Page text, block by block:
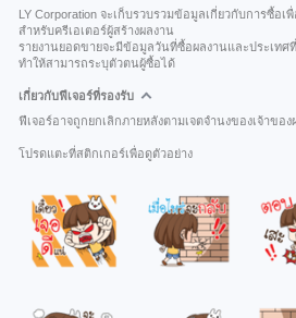
LY Corporation จะเก็บรวบรวมข้อมูลเกี่ยวกับการซื้อ
สำหรับครีเอเตอร์ผู้สร้างผลงาน
รายงานยอดขายจะมีข้อมูลวันที่ซื้อผลงานและประเท
ทำให้สามารถระบุตัวตนผู้ซื้อได้
เกี่ยวกับฟีเจอร์ที่รองรับ
ฟีเจอร์อาจถูกยกเลิกภายหลังตามเจตจำนงของเจ้าของ
โปรดแตะที่สติกเกอร์เพื่อดูตัวอย่าง